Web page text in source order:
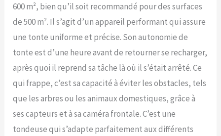
cartographie
automatiquement
l'ensemble de la zone de
travail, rendant la
configuration plus facile
que jamais. Identifie plus
de 150 types d'obstacles:
Par rapport aux capteurs à
ultrasons ou aux pare-
chocs, la caméra à champ
de vision de 140° de
Navimow tondeuse a
600 m², bien qu’il soit recommandé pour des surfaces
de 500 m². Il s’agit d’un appareil performant qui assure
une tonte uniforme et précise. Son autonomie de
tonte est d’une heure avant de retourner se recharger,
après quoi il reprend sa tâche là où il s’était arrêté. Ce
qui frappe, c’est sa capacité à éviter les obstacles, tels
que les arbres ou les animaux domestiques, grâce à
ses capteurs et à sa caméra frontale. C’est une
tondeuse qui s’adapte parfaitement aux différents